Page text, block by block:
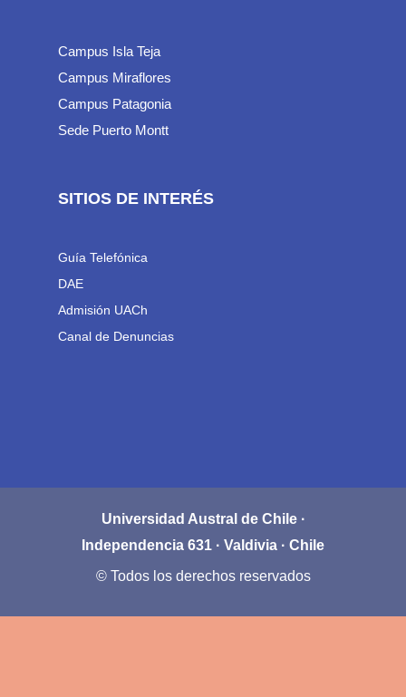
Campus Isla Teja
Campus Miraflores
Campus Patagonia
Sede Puerto Montt
SITIOS DE INTERÉS
Guía Telefónica
DAE
Admisión UACh
Canal de Denuncias
Universidad Austral de Chile ·
Independencia 631 · Valdivia · Chile
© Todos los derechos reservados